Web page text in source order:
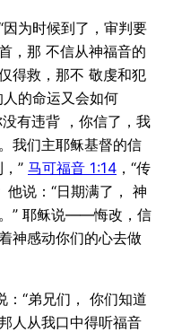
为时候到了，审判要
，那 不信从神福音的
得救，那不 敬虔和犯
的命运又会如何
有违背 ，你信了，我
我们主耶稣基督的信
” 马可福音 1:14 ，“传
他说：“日期满了， 神
” 耶稣说——悔改，信
神感动你们的心去做
：“弟兄们， 你们知道
人从我口中得听福音